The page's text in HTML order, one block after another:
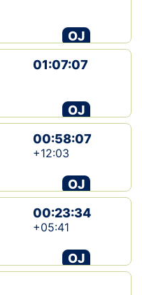
OJ
01:07:07
OJ
00:58:07
+12:03
OJ
00:23:34
+05:41
OJ